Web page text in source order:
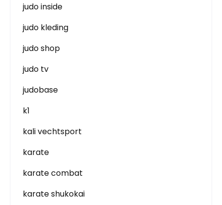
judo inside
judo kleding
judo shop
judo tv
judobase
k1
kali vechtsport
karate
karate combat
karate shukokai